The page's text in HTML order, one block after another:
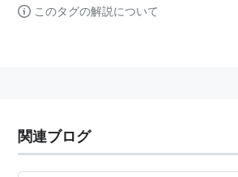
このタグの解説について
関連ブログ